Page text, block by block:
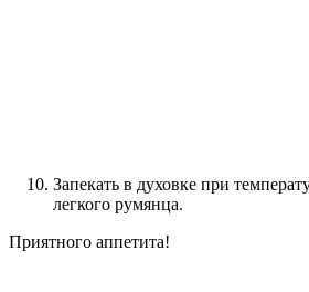
Запекать в духовке при
легкого румянца.
Приятного аппетита!